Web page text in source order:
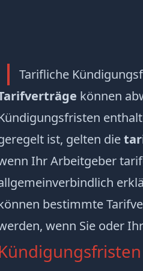
Tarifliche
können
ist, gelten die
Ihr Arbeitgeber
bestimmte
wenn Sie oder